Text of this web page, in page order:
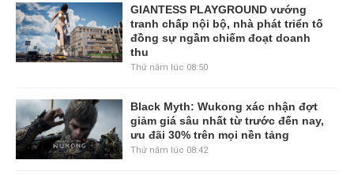
GIANTESS PLAYGROUND vướng
tranh chấp nội bộ, nhà phát triển tố
đồng sự ngầm chiếm đoạt doanh
thu
Thứ năm lúc 08:50
Black Myth: Wukong xác nhận đợt
giảm giá sâu nhất từ trước đến nay,
ưu đãi 30% trên mọi nền tảng
Thứ năm lúc 08:42